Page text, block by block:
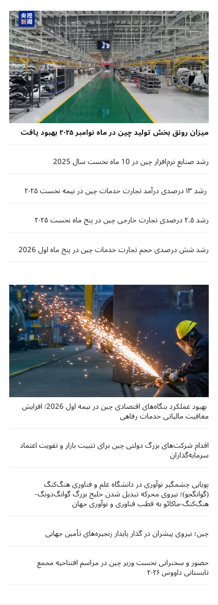
میزان رونق بخش تولید چین در ماه نوامبر ۲۰۲۵ بهبود یافت
رشد صنایع نرم‌افزار چین در 10 ماه نخست سال 2025
​ رشد ۱۳ درصدی درآمد تجارت خدمات چین در نیمه نخست ۲۰۲۵ ​
رشد ۲.۵ درصدی تجارت خارجی چین در پنج ماه نخست ۲۰۲۵
رشد شش درصدی حجم تجارت خدمات چین در پنج ماه اول 2026 ​
بهبود عملکرد بنگاه‌های اقتصادی چین در نیمه اول 2026/ افزایش
معافیت مالیاتی خدمات رفاهی
اقدام شرکت‌های بزرگ دولتی چین برای تثبیت بازار و تقویت اعتماد
سرمایه‌گذاران
پویایی چشمگیر نوآوری در دانشگاه علم و فناوری هنگ‌کنگ
(گوانگجو)؛ نیروی محرکه تبدیل شدن خلیج بزرگ گوانگ‌دونگ-
هنگ‌کنگ-ماکائو به قطب فناوری و نوآوری جهان
چین؛ نیروی پیشران در گذار پایدار زنجیره‌های تأمین جهانی
حضور و سخنرانی نخست وزیر چین در مراسم افتتاحیه مجمع
تابستانی داووس ۲۰۲۶